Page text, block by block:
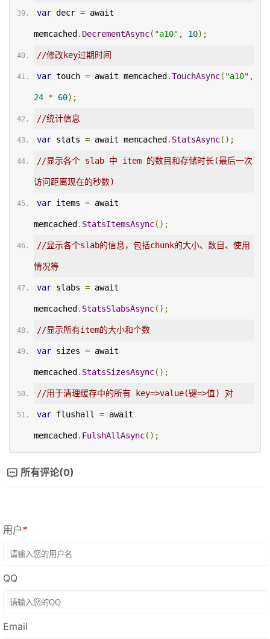
var decr = await
memcached . DecrementAsync( "a10" , 10);
//修改key过期时间
var touch = await memcached .TouchAsync( "a10" ,
24 * 60);
//统计信息
var stats = await memcached . StatsAsync();
//显示各个 slab 中 item 的数目和存储时长(最后一次
访问距离现在的秒数)
var items = await
memcached . StatsItemsAsync();
//显示各个slab的信息，包括chunk的大小、数目、使用
情况等
var slabs = await
memcached . StatsSlabsAsync();
//显示所有item的大小和个数
var sizes = await
memcached . StatsSizesAsync();
//用于清理缓存中的所有 key=>value(键=>值) 对
var flushall = await
memcached . FulshAllAsync();
所有评论(0)
用户*
QQ
Email